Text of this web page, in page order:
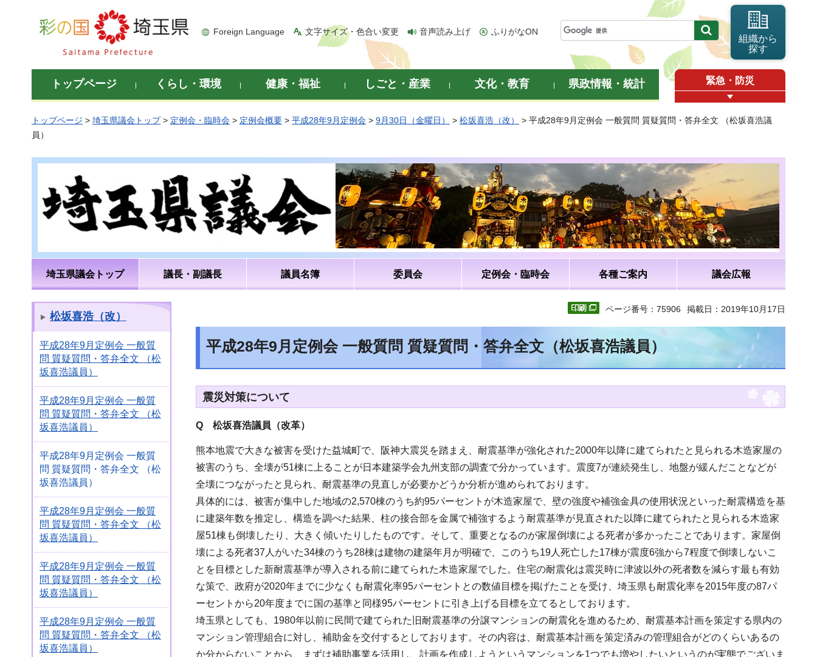
彩の国 埼玉県
Foreign Language 文字サイズ・色合い変更 音声読み上げ ふりがなON
組織から
探す
トップページ くらし・環境 健康・福祉 しごと・産業 文化・教育 県政情報・統計 緊急・防災
トップページ > 埼玉県議会トップ> 定例会・臨時会 > 定例会概要 > 平成28年9月定例会 > 9月30日（金曜日） > 松坂喜浩（改）
> 平成28年9月定例会 一般質問 質疑質問・答弁全文 （松坂喜浩議
員）
埼玉県議会トップ 議長・副議長 議員名簿 委員会 定例会・臨時会 各種ご案内 議会広報
松坂喜浩（改）
平成28年9月定例会 一般質
問 質疑質問・答弁全文 （松
坂喜浩議員）
平成28年9月定例会 一般質
問 質疑質問・答弁全文 （松
坂喜浩議員）
平成28年9月定例会 一般質
問 質疑質問・答弁全文 （松
坂喜浩議員）
平成28年9月定例会 一般質
問 質疑質問・答弁全文 （松
坂喜浩議員）
平成28年9月定例会 一般質
問 質疑質問・答弁全文 （松
坂喜浩議員）
平成28年9月定例会 一般質
問 質疑質問・答弁全文 （松
坂喜浩議員）
ページ番号：75906 掲載日：2019年10月17日
平成28年9月定例会 一般質問 質疑質問・答弁全文（松坂喜浩議員）
震災対策について
Q 松坂喜浩議員（改革）
熊本地震で大きな被害を受けた益城町で、阪神大震災を踏まえ、耐震基準が強化された2000年以降に建てられたと見られる木造家屋の
被害のうち、全壊が51棟に上ることが日本建築学会九州支部の調査で分かっています。震度7が連続発生し、地盤が緩んだことなどが
全壊につながったと見られ、耐震基準の見直しが必要かどうか分析が進められております。
具体的には、被害が集中した地域の2,570棟のうち約95パーセントが木造家屋で、壁の強度や補強金具の使用状況といった耐震構造を基
に建築年数を推定し、構造を調べた結果、柱の接合部を金属で補強するよう耐震基準が見直された以降に建てられたと見られる木造家
屋51棟も倒壊したり、大きく傾いたりしたものです。そして、重要となるのが家屋倒壊による死者が多かったことであります。家屋倒
壊による死者37人がいた34棟のうち28棟は建物の建築年月が明確で、このうち19人死亡した17棟が震度6強から7程度で倒壊しないこ
とを目標とした新耐震基準が導入される前に建てられた木造家屋でした。住宅の耐震化は震災時に津波以外の死者数を減らす最も有効
な策で、政府が2020年までに少なくも耐震化率95パーセントとの数値目標を掲げたことを受け、埼玉県も耐震化率を2015年度の87パ
ーセントから20年度までに国の基準と同様95パーセントに引き上げる目標を立てるとしております。
埼玉県としても、1980年以前に民間で建てられた旧耐震基準の分譲マンションの耐震化を進めるため、耐震基本計画を策定する県内の
マンション管理組合に対し、補助金を交付するとしております。その内容は、耐震基本計画を策定済みの管理組合がどのくらいあるの
か分からないことから、まずは補助事業を活用し、計画を作成しようというマンションを1つでも増やしたいというのが実態でございま